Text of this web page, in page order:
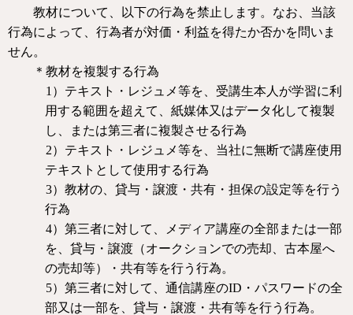
教材について、以下の行為を禁止します。なお、当該
行為によって、行為者が対価・利益を得たか否かを問いま
せん。
＊教材を複製する行為
1 ）テキスト・レジュメ等を、受講生本人が学習に利
用する範囲を超えて、紙媒体又はデータ化して複製
し、または第三者に複製させる行為
2）テキスト・レジュメ等を、当社に無断で講座使用
テキストとして使用する行為
3）教材の、貸与・譲渡・共有・担保の設定等を行う
行為
4）第三者に対して、メディア講座の全部または一部
を、貸与・譲渡（オークションでの売却、古本屋へ
の売却等）・共有等を行う行為。
5）第三者に対して、通信講座のID ・パスワードの全
部又は一部を、貸与・譲渡・共有等を行う行為。